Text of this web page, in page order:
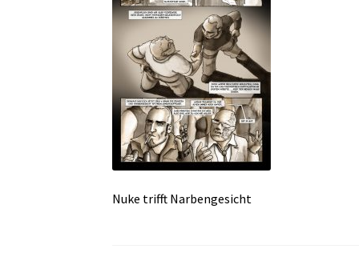
Nuke trifft Narbengesicht